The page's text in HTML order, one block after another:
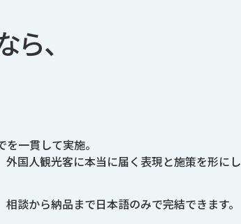
、
一貫して実施。
国人観光客に本当に届く表現と施策を形にし
談から納品まで日本語のみで完結できます。